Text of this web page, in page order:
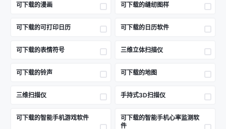
可下载的漫画 可下载的缝纫图样
可下载的可打印日历 可下载的日历软件
可下载的表情符号 三维立体扫描仪
可下载的铃声 可下载的地图
三维扫描仪 手持式3D扫描仪
可下载的智能手机游戏软件
可下载的智能手机心率监测软
件